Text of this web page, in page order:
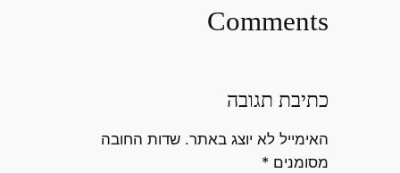
Comments
כתיבת תגובה
האימייל לא יוצג באתר. שדות החובה
מסומנים *